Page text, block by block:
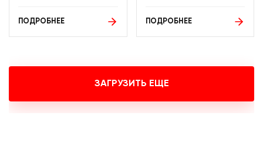
ПОДРОБНЕЕ ПОДРОБНЕЕ
ЗАГРУЗИТЬ ЕЩЕ